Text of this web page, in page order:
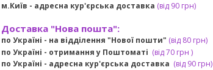
м.Київ - адресна кур'єрська доставка (від90 грн)
Доставка "Нова пошта":
по Україні - на відділення "Нової пошти" (від 80 грн)
по Україні - отримання у Поштоматі (від 70 грн )
по Україні - адресна кур'єрська доставка (від90 грн)